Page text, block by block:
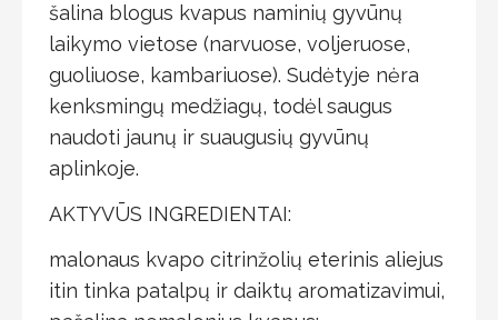
šalina blogus kvapus naminių gyvūnų
laikymo vietose (narvuose, voljeruose,
guoliuose, kambariuose). Sudėtyje nėra
kenksmingų medžiagų, todėl saugus
naudoti jaunų ir suaugusių gyvūnų
aplinkoje.
AKTYVŪS INGREDIENTAI:
malonaus kvapo citrinžolių eterinis aliejus
itin tinka patalpų ir daiktų aromatizavimui,